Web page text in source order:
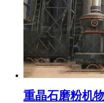
重晶石磨粉机